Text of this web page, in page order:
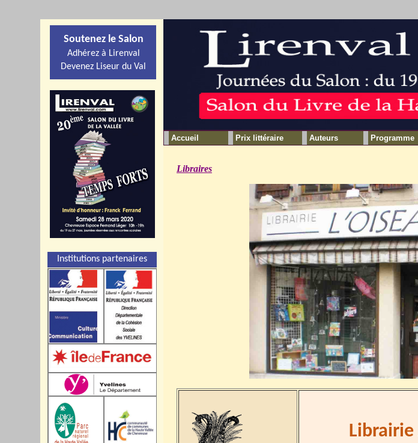
Libraires
Librairie
Accueil Prix littéraire Auteurs Programme
Soutenez le Salon
Adhérez à Lirenval
Devenez Liseur du Val
Institutions partenaires